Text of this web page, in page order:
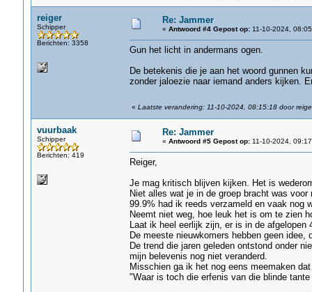
reiger
Schipper
Berichten: 3358
Re: Jammer
« Antwoord #4 Gepost op:11-10-2024,
Gun het licht in andermans ogen.
De betekenis die je aan het woord gunnen
zonder jaloezie naar iemand anders kijken.
« Laatste verandering: 11-10-2024, 08:15:18 door
vuurbaak
Schipper
Berichten: 419
Re: Jammer
« Antwoord #5 Gepost op:11-10-2024,
Reiger,
Je mag kritisch blijven kijken. Het is
Niet alles wat je in de groep bracht was voor
99.9% had ik reeds verzameld en vaak nog
Neemt niet weg, hoe leuk het is om te zien
Laat ik heel eerlijk zijn, er is in de afgelopen
De meeste nieuwkomers hebben geen
De trend die jaren geleden ontstond onder
mijn belevenis nog niet veranderd.
Misschien ga ik het nog eens meemaken
"Waar is toch die erfenis van die blinde